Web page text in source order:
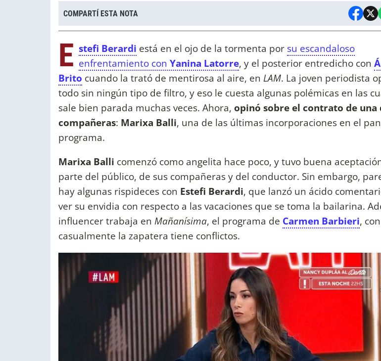
COMPARTÍ ESTA NOTA
E stefi Berardi está en el ojo de la tormenta por su escandaloso
enfrentamiento con Yanina Latorre, y el posterior entredicho con
Brito cuando la trató de mentirosa al aire, en LAM. La joven periodista
todo sin ningún tipo de filtro, y eso le cuesta algunas polémicas en las
sale bien parada muchas veces. Ahora, opinó sobre el contrato de una
compañeras: Marixa Balli, una de las últimas incorporaciones en el
programa.
Marixa Balli comenzó como angelita hace poco, y tuvo buena
parte del público, de sus compañeras y del conductor. Sin embargo,
hay algunas rispideces con Estefi Berardi, que lanzó un ácido
ver su envidia con respecto a las vacaciones que se toma la bailarina.
influencer trabaja en Mañanísima, el programa de Carmen Barbieri,
casualmente la zapatera tiene conflictos.